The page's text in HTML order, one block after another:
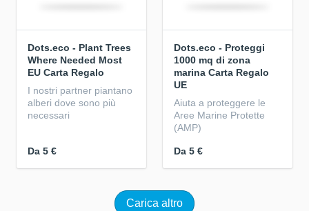
Dots.eco - Plant Trees
Where Needed Most
EU Carta Regalo
I nostri partner piantano
alberi dove sono più
necessari
Da 5 €
Dots.eco - Proteggi
1000 mq di zona
marina Carta Regalo
UE
Aiuta a proteggere le
Aree Marine Protette
(AMP)
Da 5 €
Carica altro